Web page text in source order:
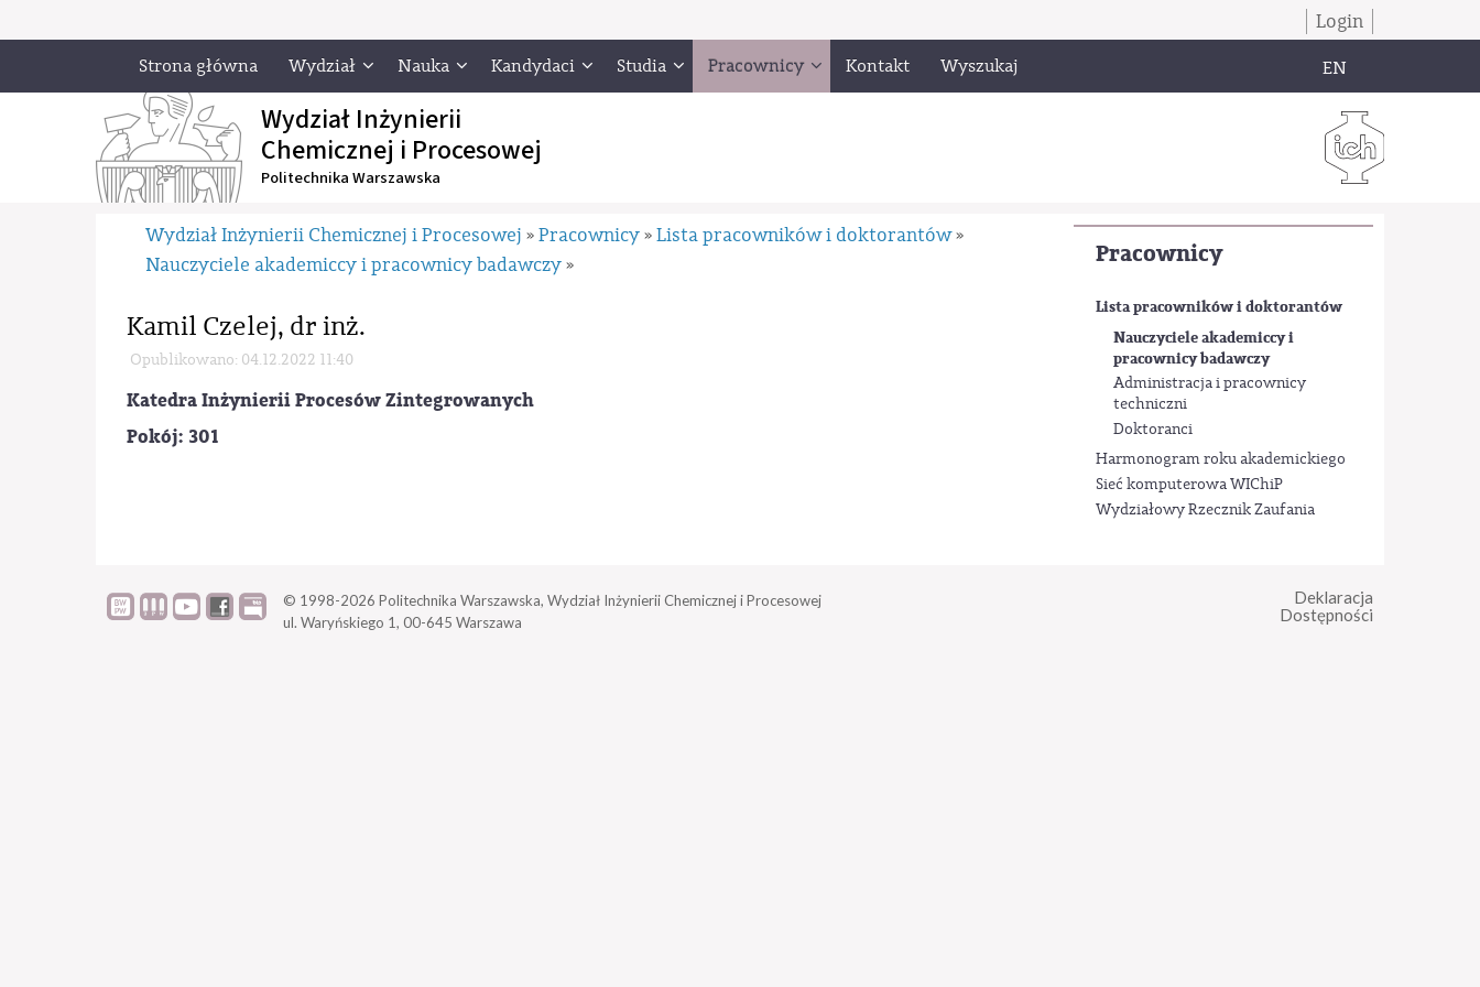
Login
Strona główna Wydział Nauka Kandydaci Studia Pracownicy Kontakt Wyszukaj EN
Wydział Inżynierii
Chemicznej i Procesowej
Politechnika Warszawska
Pracownicy
Lista pracowników i doktorantów
Nauczyciele akademiccy i
pracownicy badawczy
Administracja i pracownicy
techniczni
Doktoranci
Harmonogram roku akademickiego
Sieć komputerowa WIChiP
Wydziałowy Rzecznik Zaufania
Wydział Inżynierii Chemicznej i Procesowej » Pracownicy » Lista pracowników i doktorantów »
Nauczyciele akademiccy i pracownicy badawczy »
Kamil Czelej, dr inż.
Opublikowano: 04.12.2022 11:40
Katedra Inżynierii Procesów Zintegrowanych
Pokój: 301
© 1998-2026 Politechnika Warszawska, Wydział Inżynierii Chemicznej i Procesowej
ul. Waryńskiego 1, 00-645 Warszawa
Deklaracja
Dostępności